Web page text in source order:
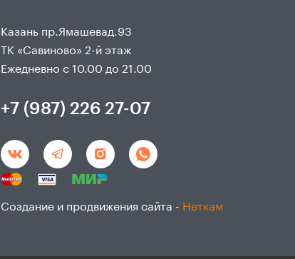
Казань пр.Ямашевад.93
ТК «Савиново» 2-й этаж
Ежедневно с 10.00 до 21.00
+7 (987) 226 27-07
Создание и продвижения сайта - Неткам